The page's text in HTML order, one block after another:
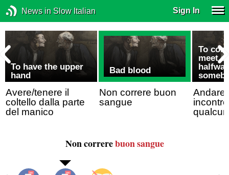
News in Slow Italian Sign In
To have the upper
hand
Avere/tenere il
coltello dalla parte
del manico
Bad blood
Non correre buon
sangue
To
meet
Non correrebuon sangue